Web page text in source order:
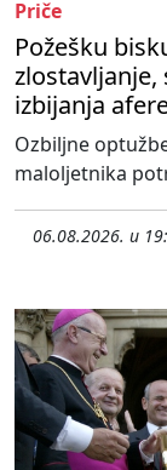
Priče
Požešku
zlostavljanje,
izbijanja
Ozbiljne
maloljetnika
06.08.2026. u